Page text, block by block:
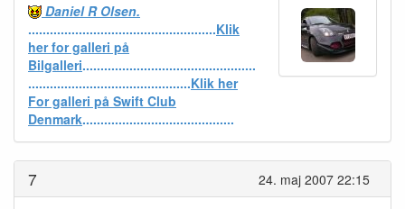
Daniel R Olsen.
....................................................Klik
her for galleri på
Bilgalleri................................................
.............................................Klik her
For galleri på Swift Club
Denmark..........................................
24. maj 2007 22:15
7